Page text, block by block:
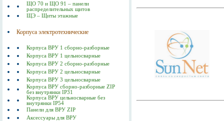
ЩО 70 и ЩО 91 – панели
распределительных щитов
ЩЭ – Щиты этажные
Корпуса электротехнические
Корпуса ВРУ 1 сборно-разборные
Корпуса ВРУ 1 цельносварные
Корпуса ВРУ 2 сборно-разборные
Корпуса ВРУ 2 цельносварные
Корпуса ВРУ 3 цельносварные
Корпуса ВРУ сборно-разборные ZIP
без внутрянки IP31
Корпуса ВРУ цельносварные без
внутрянки IP54
Панели для ВРУ ZIP
Аксессуары для ВРУ